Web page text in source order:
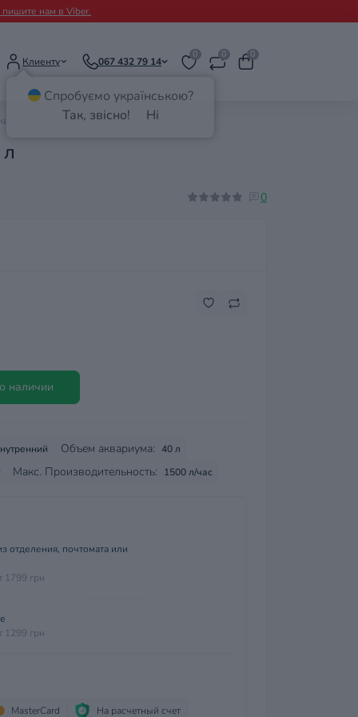
нам в Viber.
Клиенту 067 432 79 14
0 0 0
40-60 л
0
наличии
Объем аквариума: 40 л
Макс. Производительность: 1500 л/час
отделения, почтомата или
1799 грн
1299 грн
MasterCard
На расчетный счет
Спробуємо українською?
Так, звісно!
Ні